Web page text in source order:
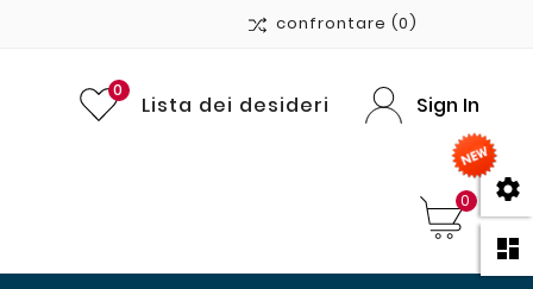


confrontare (0)
Lista dei desideri
0
Sign In
0